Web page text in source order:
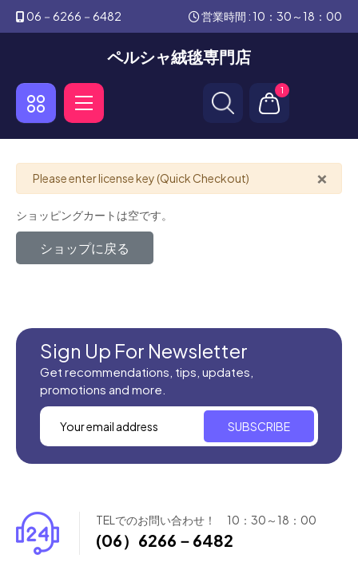
06－6266－6482 営業時間 : 10：30～18：00
ペルシャ絨毯専門店
1
×
警告
Please enter license key (Quick Checkout)
ショッピングカートは空です。
ショップに戻る
Sign Up For Newsletter
Get recommendations, tips, updates,
promotions and more.
SUBSCRIBE
TELでのお問い合わせ！ 10：30～18：00
(06）6266－6482